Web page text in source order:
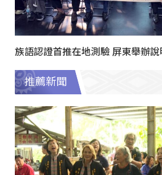
族語認證首推在地測驗 屏東舉辦
推薦新聞